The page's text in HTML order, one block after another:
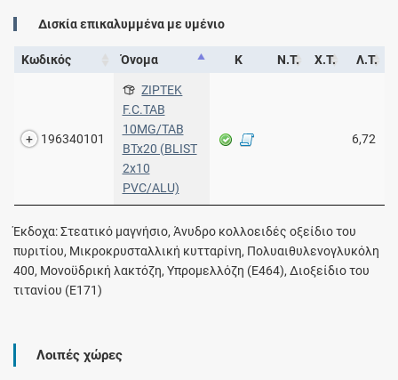
Δισκία επικαλυμμένα με υμένιο
Κωδικός Όνομα Κ Ν.Τ. Χ.Τ. Λ.Τ.
196340101
ΖΙΡΤΕΚ
F.C.TAB
10MG/TAB
BTx20 (BLIST
2x10
PVC/ALU)
6,72
Έκδοχα: Στεατικό μαγνήσιο, Άνυδρο κολλοειδές οξείδιο του
πυριτίου, Μικροκρυσταλλική κυτταρίνη, Πολυαιθυλενογλυκόλη
400, Μονοϋδρική λακτόζη, Υπρομελλόζη (E464), Διοξείδιο του
τιτανίου (E171)
Λοιπές χώρες